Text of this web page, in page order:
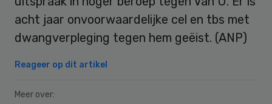
acht jaar onvoorwaardelijke cel en tbs met
dwangverpleging tegen hem geëist. (ANP)
Reageer op dit artikel
Meer over: